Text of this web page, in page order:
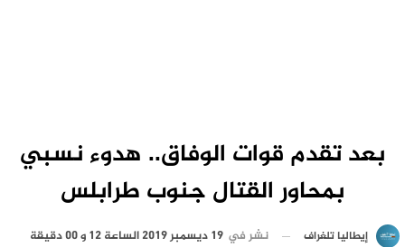
بعد تقدم قوات الوفاق.. هدوء نسبي
بمحاور القتال جنوب طرابلس
إيطاليا تلغراف نشر في 19 ديسمبر 2019 الساعة 12 و 00 دقيقة